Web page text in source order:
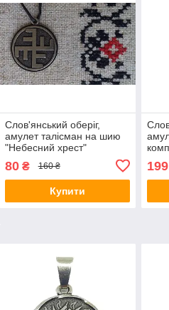
Слов'янський оберіг,
амулет талісман на шию
"Небесний хрест"
80₴ 160 ₴
Купити
199